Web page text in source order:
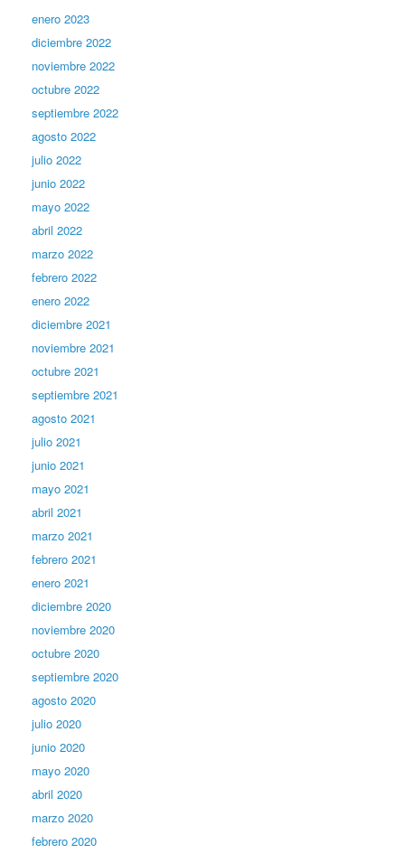
enero 2023
diciembre 2022
noviembre 2022
octubre 2022
septiembre 2022
agosto 2022
julio 2022
junio 2022
mayo 2022
abril 2022
marzo 2022
febrero 2022
enero 2022
diciembre 2021
noviembre 2021
octubre 2021
septiembre 2021
agosto 2021
julio 2021
junio 2021
mayo 2021
abril 2021
marzo 2021
febrero 2021
enero 2021
diciembre 2020
noviembre 2020
octubre 2020
septiembre 2020
agosto 2020
julio 2020
junio 2020
mayo 2020
abril 2020
marzo 2020
febrero 2020